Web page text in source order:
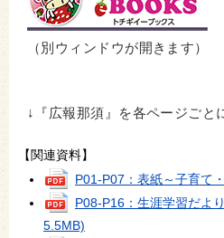
（別ウィンドウが開きます）
↓『広報那須』を各ページごと
【関連資料】
P01-P07：表紙～子育て
P08-P16：生涯学習だよ
5.5MB)